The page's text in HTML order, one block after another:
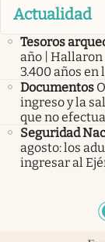
Actualidad
Tesoros
año | Hallaron
3.400 años
Documentos
ingreso y la
que no
Seguridad
agosto: los
ingresar al